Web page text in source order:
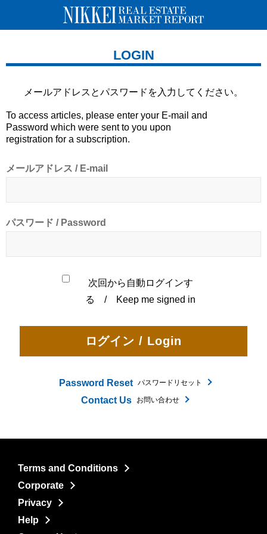
LOGIN
メールアドレスとパスワードを 入力してください。
To access articles, please enter your E-mail and
Password which were sent to you upon
registration for a subscription.
メールアドレス / E-mail
パスワード / Password
次回から自動ログインす
る / Keep me signed in
Password Reset パスワードリセット
Contact Us お問い合わせ
Terms and Conditions
Corporate
Privacy
Help